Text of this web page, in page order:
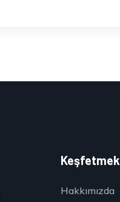
Keşfetmek
Hakkımızda